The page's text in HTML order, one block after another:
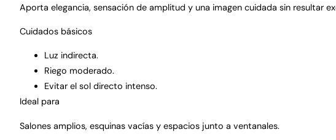
Aporta elegancia, sensación de amplitud y una imagen cuidada sin resultar
Cuidados básicos
Luz indirecta.
Riego moderado.
Evitar el sol directo intenso.
Ideal para
Salones amplios, esquinas vacías y espacios junto a ventanales.